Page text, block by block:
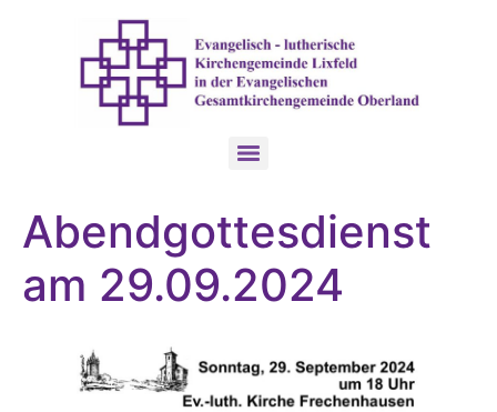
Abendgottesdienst
am 29.09.2024